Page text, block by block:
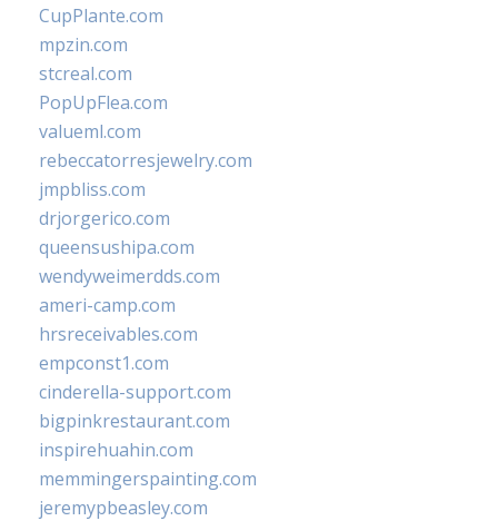
CupPlante.com
mpzin.com
stcreal.com
PopUpFlea.com
valueml.com
rebeccatorresjewelry.com
jmpbliss.com
drjorgerico.com
queensushipa.com
wendyweimerdds.com
ameri-camp.com
hrsreceivables.com
empconst1.com
cinderella-support.com
bigpinkrestaurant.com
inspirehuahin.com
memmingerspainting.com
jeremypbeasley.com